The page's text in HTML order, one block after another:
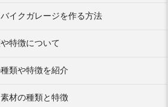
イクガレージを作る方法
特徴について
類や特徴を紹介
材の種類と特徴